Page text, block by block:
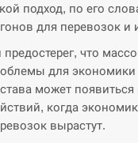
подход, по его
для перевозок
предостерег, что
для экономики
может
когда
вырастут.